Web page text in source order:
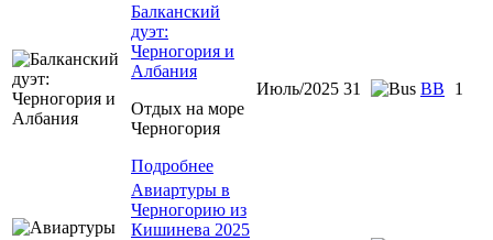
Балканский
дуэт:
Черногория и
Албания
Отдых на море
Черногория
Подробнее
Июль/2025 31 ВВ 1
Авиартуры в
Черногорию из
Кишинева 2025